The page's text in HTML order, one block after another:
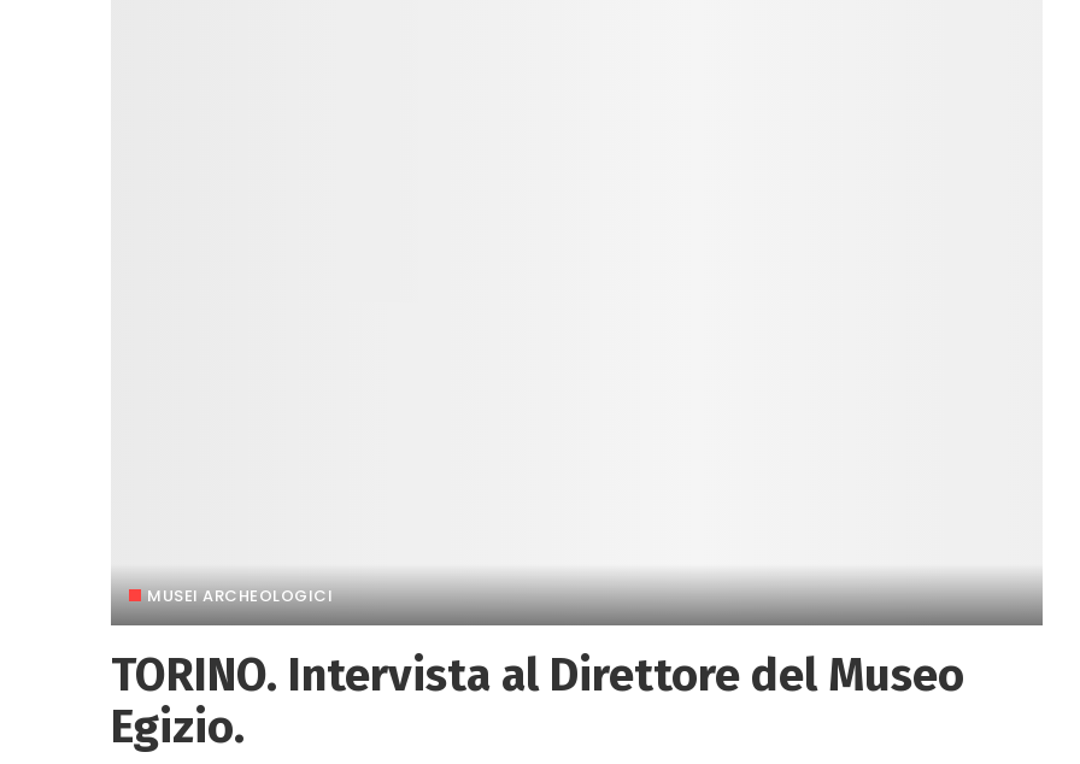
MUSEI ARCHEOLOGICI
TORINO. Intervista al Direttore del Museo
Egizio.